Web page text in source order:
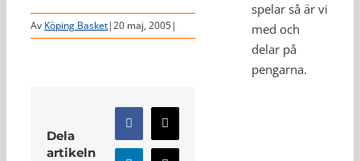
Av Köping Basket|20 maj, 2005|
Dela
artikeln
Facebook
X
spelar så är vi
med och
delar på
pengarna.